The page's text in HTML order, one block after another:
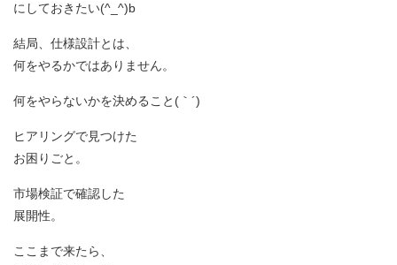
にしておきたい(^_^)b
結局、仕様設計とは、
何をやるかではありません。
何をやらないかを決めること(｀´)
ヒアリングで見つけた
お困りごと。
市場検証で確認した
展開性。
ここまで来たら、